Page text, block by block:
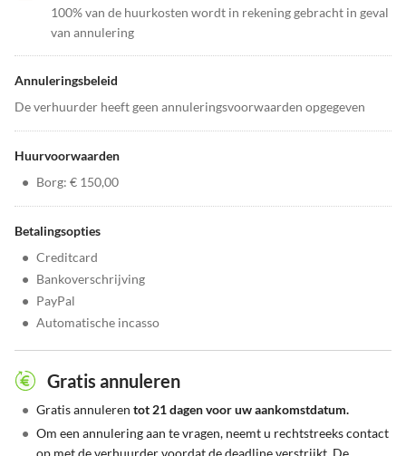
100% van de huurkosten wordt in rekening gebracht in geval
van annulering
Annuleringsbeleid
De verhuurder heeft geen annuleringsvoorwaarden opgegeven
Huurvoorwaarden
• Borg: € 150,00
Betalingsopties
• Creditcard
• Bankoverschrijving
• PayPal
• Automatische incasso
Gratis annuleren
• Gratis annuleren tot 21 dagen voor uw aankomstdatum.
• Om een annulering aan te vragen, neemt u rechtstreeks contact
op met de verhuurder voordat de deadline verstrijkt. De